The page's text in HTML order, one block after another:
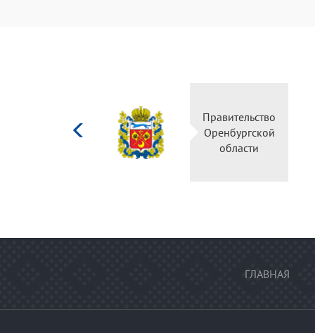
Правительство
Оренбургской
области
ГЛАВНАЯ